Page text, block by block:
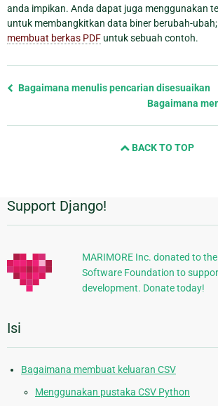
anda impikan. Anda dapat juga menggunakan
untuk membangkitkan data biner berubah-
membuat berkas PDF untuk sebuah contoh.
Previous
Bagaimana menulis pencarian disesuaikan
Bagaimana
BACK TO TOP
Informasi
Tambahan
Support Django!
MARIMORE Inc. donated to
Software Foundation to
development. Donate today!
Isi
Bagaimana membuat keluaran CSV
Menggunakan pustaka CSV Python